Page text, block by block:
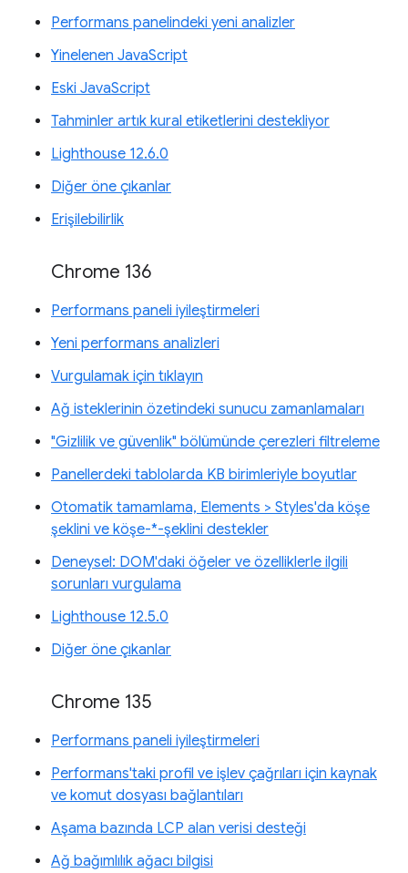
Performans panelindeki yeni analizler
Yinelenen JavaScript
Eski JavaScript
Tahminler artık kural etiketlerini destekliyor
Lighthouse 12.6.0
Diğer öne çıkanlar
Erişilebilirlik
Chrome 136
Performans paneli iyileştirmeleri
Yeni performans analizleri
Vurgulamak için tıklayın
Ağ isteklerinin özetindeki sunucu zamanlamaları
"Gizlilik ve güvenlik" bölümünde çerezleri filtreleme
Panellerdeki tablolarda KB birimleriyle boyutlar
Otomatik tamamlama, Elements > Styles'da köşe
şeklini ve köşe-*-şeklini destekler
Deneysel: DOM'daki öğeler ve özelliklerle ilgili
sorunları vurgulama
Lighthouse 12.5.0
Diğer öne çıkanlar
Chrome 135
Performans paneli iyileştirmeleri
Performans'taki profil ve işlev çağrıları için kaynak
ve komut dosyası bağlantıları
Aşama bazında LCP alan verisi desteği
Ağ bağımlılık ağacı bilgisi